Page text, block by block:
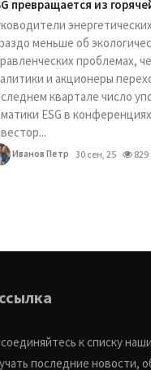
превращается из
меньше об
проблемах,
и акционеры
квартале число
ESG в
Иванов Петр 30 сен, 25 829
к списку
последние новости,